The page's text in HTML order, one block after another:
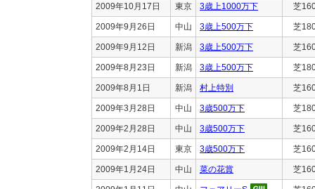
2009年10月17日 東京 3歳上1000万下 芝
2009年9月26日 中山 3歳上500万下 芝
2009年9月12日 新潟 3歳上500万下 芝
2009年8月23日 新潟 3歳上500万下 芝
2009年8月1日 新潟 村上特別 芝
2009年3月28日 中山 3歳500万下 芝
2009年2月28日 中山 3歳500万下 芝
2009年2月14日 東京 3歳500万下 芝
2009年1月24日 中山 菜の花賞 芝